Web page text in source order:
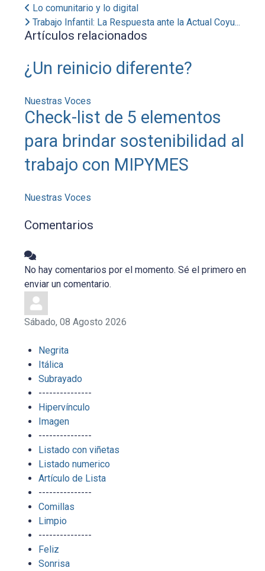
Lo comunitario y lo digital
Trabajo Infantil: La Respuesta ante la Actual Coyu...
Artículos relacionados
¿Un reinicio diferente?
Nuestras Voces
Check-list de 5 elementos
para brindar sostenibilidad al
trabajo con MIPYMES
Nuestras Voces
Comentarios
No hay comentarios por el momento. Sé el primero en
enviar un comentario.
Sábado, 08 Agosto 2026
Negrita
Itálica
Subrayado
---------------
Hipervínculo
Imagen
---------------
Listado con viñetas
Listado numerico
Artículo de Lista
---------------
Comillas
Limpio
---------------
Feliz
Sonrisa